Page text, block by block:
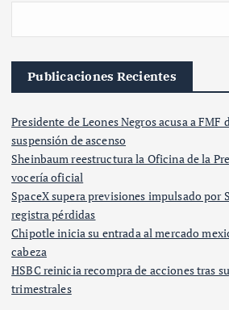
Publicaciones Recientes
Presidente de Leones Negros acusa a FMF
suspensión de ascenso
Sheinbaum reestructura la Oficina de la
vocería oficial
SpaceX supera previsiones impulsado por
registra pérdidas
Chipotle inicia su entrada al mercado
cabeza
HSBC reinicia recompra de acciones tras
trimestrales